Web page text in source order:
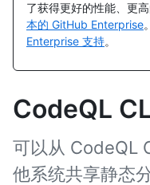
了获得更好的性能、更
本的 GitHub Enterprise
Enterprise 支持。
CodeQL
可以从 CodeQL
他系统共享静态